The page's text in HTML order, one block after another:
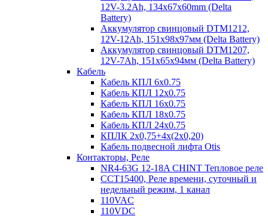
12V-3.2Ah, 134x67x60mm (Delta
Battery)
Аккумулятор свинцовый DTM1212,
12V-12Ah, 151х98х97мм (Delta Battery)
Аккумулятор свинцовый DTM1207,
12V-7Ah, 151х65х94мм (Delta Battery)
Кабель
Кабель КПЛ 6х0.75
Кабель КПЛ 12х0.75
Кабель КПЛ 16х0.75
Кабель КПЛ 18х0.75
Кабель КПЛ 24х0.75
КПЛК 2х0,75+4х(2х0,20)
Кабель подвесной лифта Otis
Контакторы, Реле
NR4-63G 12-18A CHINT Тепловое реле
CCT15400, Реле времени, суточный и
недельный режим, 1 канал
110VAC
110VDC